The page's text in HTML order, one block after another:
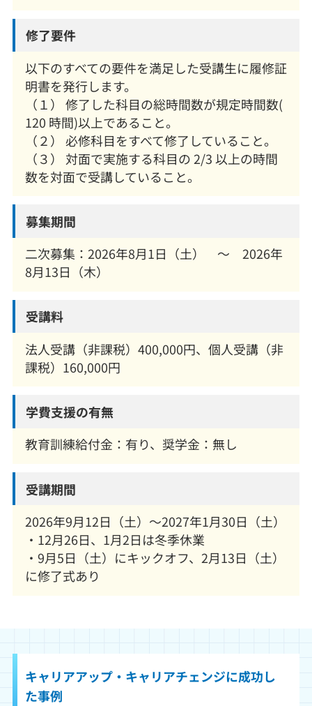
修了要件
以下のすべての要件を満足した受講生に履修証
明書を発行します。
（１） 修了した科目の総時間数が規定時間数(
120 時間)以上であること。
（２） 必修科目をすべて修了していること。
（３） 対面で実施する科目の 2/3 以上の時間
数を対面で受講していること。
募集期間
二次募集：2026年8月1日（土） ～ 2026年
8月13日（木）
受講料
法人受講（非課税）400,000円、個人受講（非
課税）160,000円
学費支援の有無
教育訓練給付金：有り、奨学金：無し
受講期間
2026年9月12日（土）〜2027年1月30日（土）
・12月26日、1月2日は冬季休業
・9月5日（土）にキックオフ、2月13日（土）
に修了式あり
キャリアアップ・キャリアチェンジに成功し
た事例